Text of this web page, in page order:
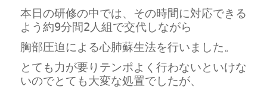
本日の研修の中では、その時間に対応できる
よう約9分間2人組で交代しながら
胸部圧迫による心肺蘇生法を行いました。
とても力が要りテンポよく行わないといけな
いのでとても大変な処置でしたが、